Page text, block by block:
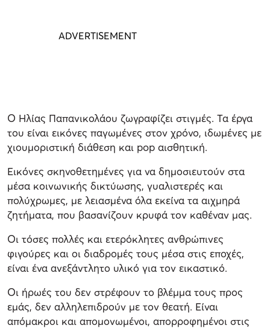
Ο Ηλίας Παπανικολάου ζωγραφίζει στιγμές. Τα έργα
του είναι εικόνες παγωμένες στον χρόνο, ιδωμένες με
χιουμοριστική διάθεση και pop αισθητική.
Εικόνες σκηνοθετημένες για να δημοσιευτούν στα
μέσα κοινωνικής δικτύωσης, γυαλιστερές και
πολύχρωμες, με λειασμένα όλα εκείνα τα αιχμηρά
ζητήματα, που βασανίζουν κρυφά τον καθέναν μας.
Οι τόσες πολλές και ετερόκλητες ανθρώπινες
φιγούρες και οι διαδρομές τους μέσα στις εποχές,
είναι ένα ανεξάντλητο υλικό για τον εικαστικό.
Οι ήρωές του δεν στρέφουν το βλέμμα τους προς
εμάς, δεν αλληλεπιδρούν με τον θεατή. Είναι
απόμακροι και απομονωμένοι, απορροφημένοι στις